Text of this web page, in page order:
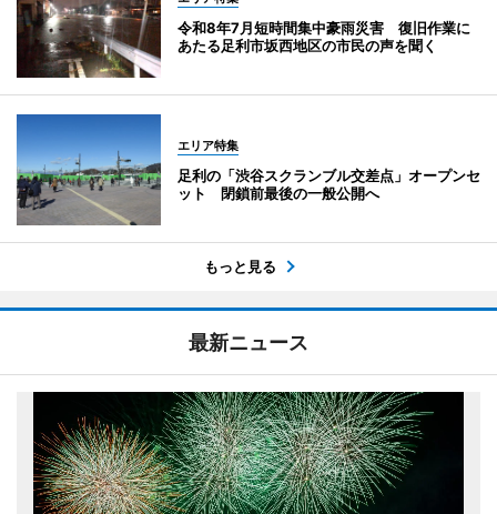
令和8年7月短時間集中豪雨災害 復旧作業に
あたる足利市坂西地区の市民の声を聞く
エリア特集
足利の「渋谷スクランブル交差点」オープンセ
ット 閉鎖前最後の一般公開へ
もっと見る
最新ニュース